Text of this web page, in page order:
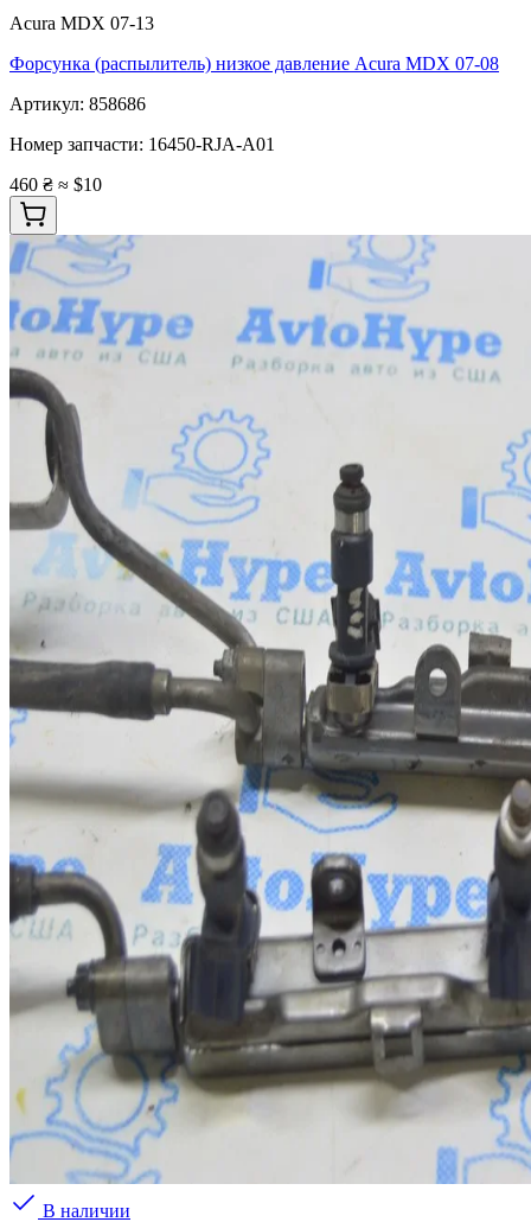
Acura MDX 07-13
Форсунка (распылитель) низкое давление Acura MDX 07-08
Артикул: 858686
Номер запчасти: 16450-RJA-A01
460 ₴ ≈ $10
В наличии